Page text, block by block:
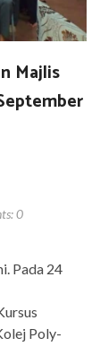
Majlis
0
Pada 24
Poly-